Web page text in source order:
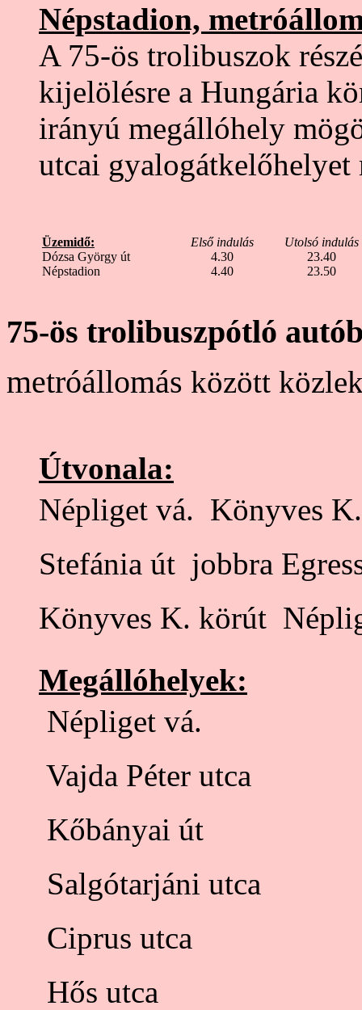
Népstadion,
A 75-ös trolibuszok
kijelölésre a Hungária
irányú megállóhely
utcai gyalogátkelőhelyet
Üzemidő:
Dózsa György út
Népstadion
Első indulás
4.30
4.40
Utolsó indulás
23.40
23.50
75-ös trolibuszpótló
metróállomás között
Útvonala:
Népliget vá.  Könyves
Stefánia út  jobbra
Könyves K. körút 
Megállóhelyek:
 Népliget vá.
 Vajda Péter utca
 Kőbányai út
 Salgótarjáni utca
 Ciprus utca
 Hős utca